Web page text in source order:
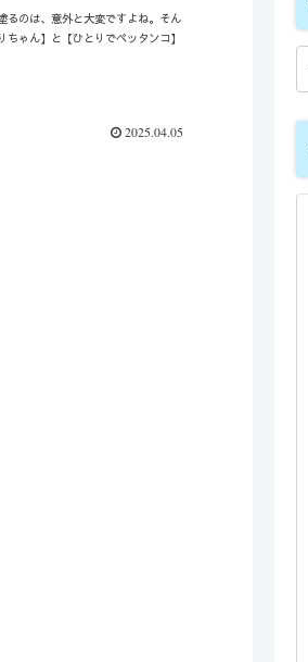
るのは、意外と大変ですよね。そん
ゃん】と【ひとりでペッタンコ】
2025.04.05